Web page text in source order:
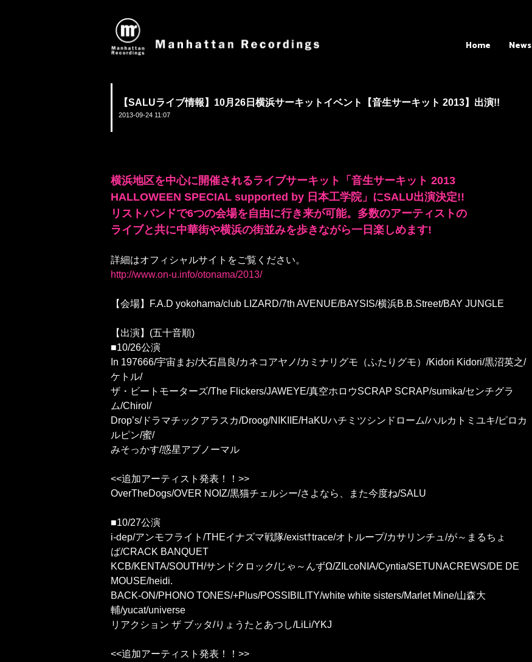
Home News
【SALUライブ情報】10月26日横浜サーキットイベント【音生サーキット 2013】出演!!
2013-09-24 11:07
横浜地区を中心に開催されるライブサーキット「音生サーキット 2013
HALLOWEEN SPECIAL supported by 日本工学院」にSALU出演決定!!
リストバンドで6つの会場を自由に行き来が可能。多数のアーティストの
ライブと共に中華街や横浜の街並みを歩きながら一日楽しめます!
詳細はオフィシャルサイトをご覧ください。
http://www.on-u.info/otonama/2013/
【会場】F.A.D yokohama/club LIZARD/7th AVENUE/BAYSIS/横浜B.B.Street/BAY JUNGLE
【出演】(五十音順)
■10/26公演
In 197666/宇宙まお/大石昌良/カネコアヤノ/カミナリグモ（ふたりグモ）/Kidori Kidori/黒沼英之/
ケトル/
ザ・ビートモーターズ/The Flickers/JAWEYE/真空ホロウSCRAP SCRAP/sumika/センチグラ
ム/Chirol/
Drop’s/ドラマチックアラスカ/Droog/NIKIIE/HaKUハチミツシンドローム/ハルカトミユキ/ピロカ
ルピン/蜜/
みそっかす/惑星アブノーマル
<<追加アーティスト発表！！>>
OverTheDogs/OVER NOIZ/黒猫チェルシー/さよなら、また今度ね/SALU
■10/27公演
i-dep/アンモフライト/THEイナズマ戦隊/exist†trace/オトループ/カサリンチュ/が～まるちょ
ば/CRACK BANQUET
KCB/KENTA/SOUTH/サンドクロック/じゃ～んずΩ/ZILcoNIA/Cyntia/SETUNACREWS/DE DE
MOUSE/heidi.
BACK-ON/PHONO TONES/+Plus/POSSIBILITY/white white sisters/Marlet Mine/山森大
輔/yucat/universe
リアクション ザ ブッタ/りょうたとあつし/LiLi/YKJ
<<追加アーティスト発表！！>>